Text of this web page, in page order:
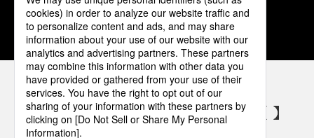
1 2 3 4 5
パナソニックの電気設備 SNSアカウント